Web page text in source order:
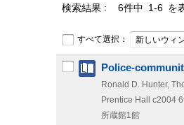
検索結果 6件中 1-6 を
すべて選択： 新しいウィ
Police-
Ronald D. Hunter,
Prentice Hall
c2004
所蔵館1館